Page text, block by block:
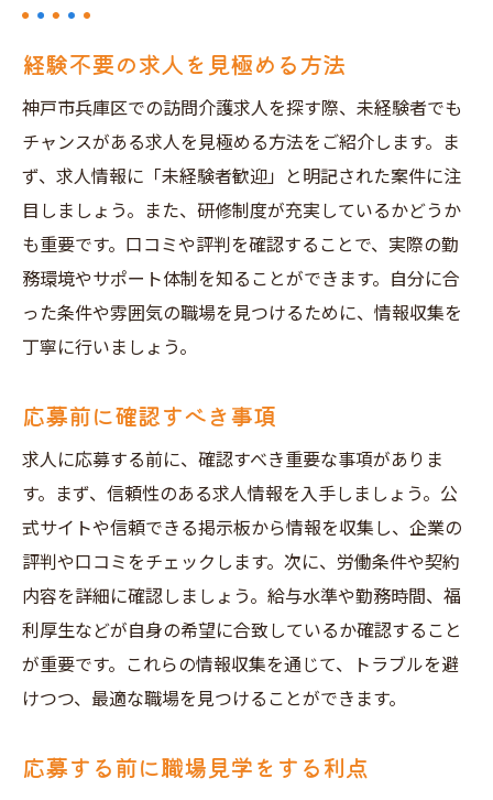
経験不要の求人を見極める方法
神戸市兵庫区での訪問介護求人を探す際、未経験者でも
チャンスがある求人を見極める方法をご紹介します。ま
ず、求人情報に「未経験者歓迎」と明記された案件に注
目しましょう。また、研修制度が充実しているかどうか
も重要です。口コミや評判を確認することで、実際の勤
務環境やサポート体制を知ることができます。自分に合
った条件や雰囲気の職場を見つけるために、情報収集を
丁寧に行いましょう。
応募前に確認すべき事項
求人に応募する前に、確認すべき重要な事項がありま
す。まず、信頼性のある求人情報を入手しましょう。公
式サイトや信頼できる掲示板から情報を収集し、企業の
評判や口コミをチェックします。次に、労働条件や契約
内容を詳細に確認しましょう。給与水準や勤務時間、福
利厚生などが自身の希望に合致しているか確認すること
が重要です。これらの情報収集を通じて、トラブルを避
けつつ、最適な職場を見つけることができます。
応募する前に職場見学をする利点